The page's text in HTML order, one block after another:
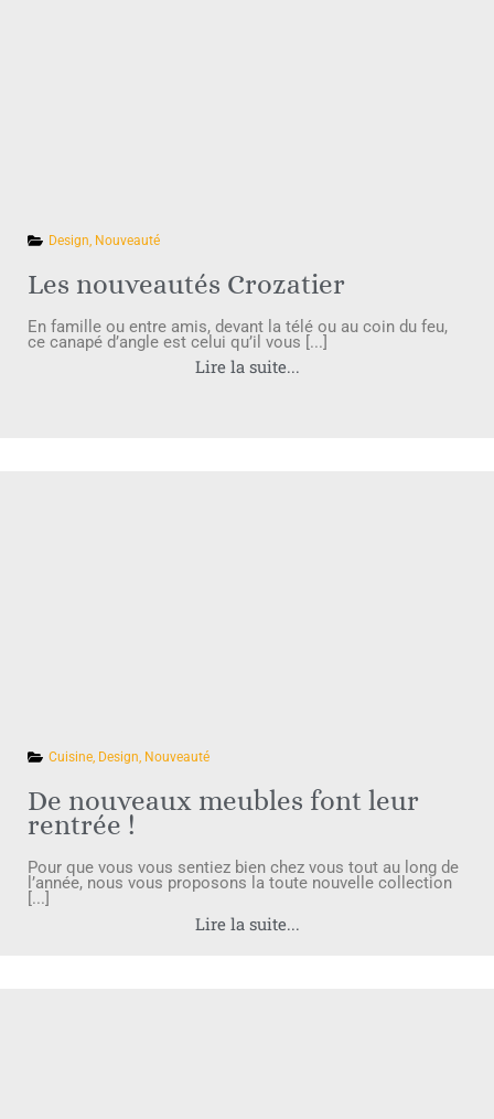
Design, Nouveauté
Les nouveautés Crozatier
En famille ou entre amis, devant la télé ou au coin du feu,
ce canapé d’angle est celui qu’il vous [...]
Lire la suite...
Cuisine, Design, Nouveauté
De nouveaux meubles font leur
rentrée !
Pour que vous vous sentiez bien chez vous tout au long de
l’année, nous vous proposons la toute nouvelle collection
[...]
Lire la suite...